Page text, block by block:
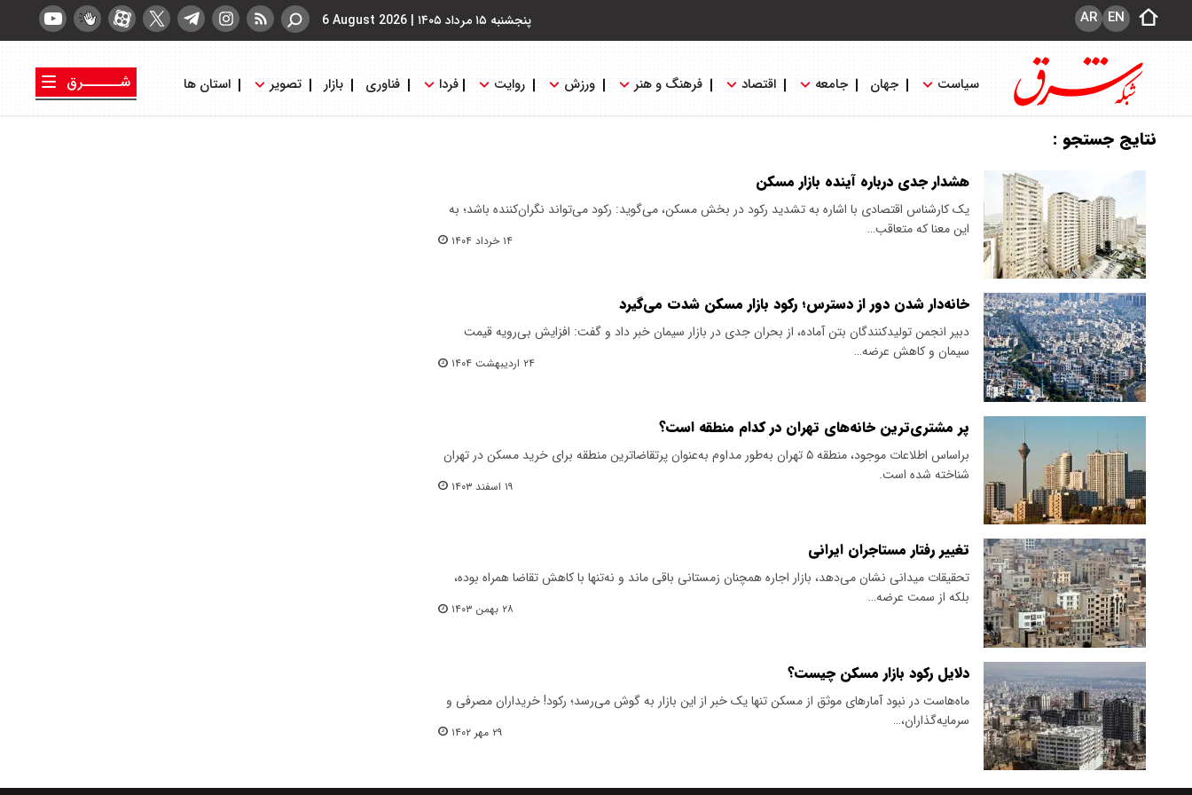
پنجشنبه ۱۵ مرداد ۱۴۰۵ |
6 August 2026 EN
AR
سیاست جهان جامعه اقتصاد فرهنگ و هنر ورزش روایت فردا فناوری بازار تصویر استان ها
شــــــرق
نتایج جستجو :
هشدار جدی درباره آینده بازار مسکن
یک کارشناس اقتصادی با اشاره به تشدید رکود در بخش مسکن، می‌گوید: رکود می‌تواند نگران‌کننده باشد؛ به
این معنا که متعاقب…
۱۴ خرداد ۱۴۰۴
خانه‌دار شدن دور از دسترس؛ رکود بازار مسکن شدت می‌گیرد
دبیر انجمن تولیدکنندگان بتن آماده، از بحران جدی در بازار سیمان خبر داد و گفت: افزایش بی‌رویه قیمت
سیمان و کاهش عرضه…
۲۴ اردیبهشت ۱۴۰۴
پر مشتری‌ترین خانه‌های تهران در کدام منطقه است؟
براساس اطلاعات موجود، منطقه ۵ تهران به‌طور مداوم به‌عنوان پرتقاضاترین منطقه برای خرید مسکن در تهران
شناخته شده است.
۱۹ اسفند ۱۴۰۳
تغییر رفتار مستاجران ایرانی
تحقیقات میدانی نشان می‌دهد، بازار اجاره همچنان زمستانی باقی ماند و نه‌تنها با کاهش تقاضا همراه بوده،
بلکه از سمت عرضه…
۲۸ بهمن ۱۴۰۳
دلایل رکود بازار مسکن چیست؟
ماه‌هاست در نبود آمار‌های موثق از مسکن تنها یک خبر از این بازار به گوش می‌رسد؛ رکود! خریداران مصرفی و
سرمایه‌گذاران،…
۲۹ مهر ۱۴۰۲